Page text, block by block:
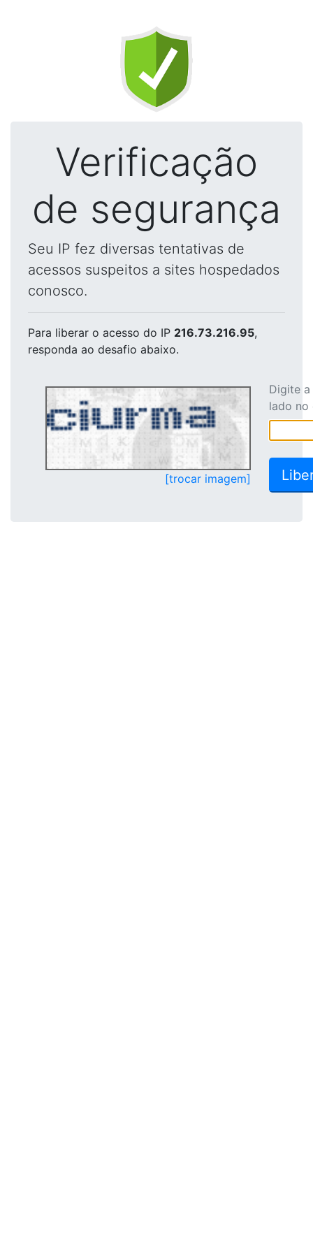
Verificação
de segurança
Seu IP fez diversas tentativas de
acessos suspeitos a sites hospedados
conosco.
Para liberar o acesso do IP 216.73.216.95,
responda ao desafio abaixo.
[trocar imagem]
Digite
lado no